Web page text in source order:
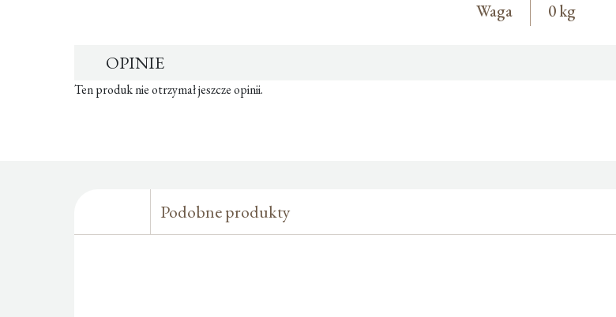
Waga 0 kg
OPINIE
Ten produk nie otrzymał jeszcze opinii.
Podobne produkty